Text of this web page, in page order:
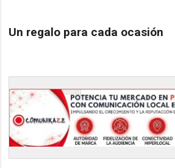
Un regalo para cada ocasión